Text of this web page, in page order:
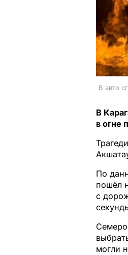
В авто
В
в огне
По
пошёл
с
могли